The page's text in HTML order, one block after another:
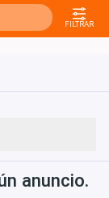
FILTRAR
anuncio.